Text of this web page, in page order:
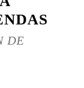
DE